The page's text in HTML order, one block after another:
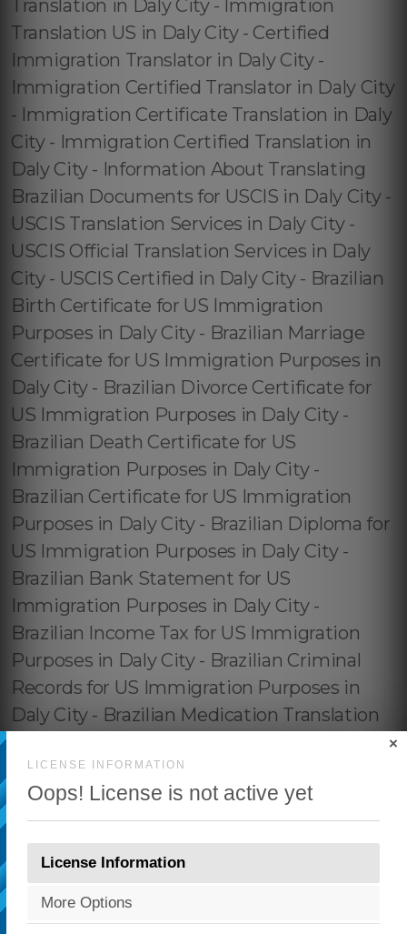
LICENSE INFORMATION
Oops! License is not active yet
×
License Information
More Options